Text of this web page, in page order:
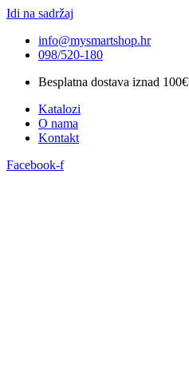
Idi na sadržaj
info@mysmartshop.hr
098/520-180
Besplatna dostava iznad 100€
Katalozi
O nama
Kontakt
Facebook-f